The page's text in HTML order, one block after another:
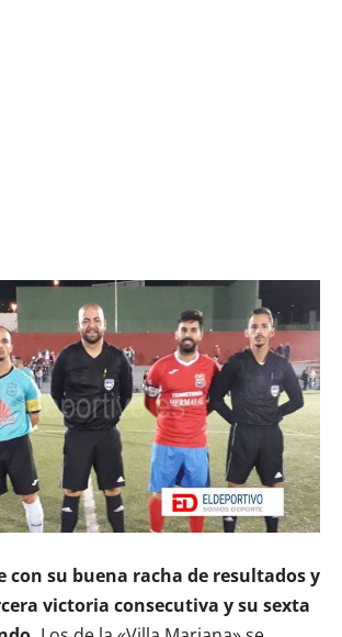
con su buena racha de resultados y
victoria consecutiva y su sexta